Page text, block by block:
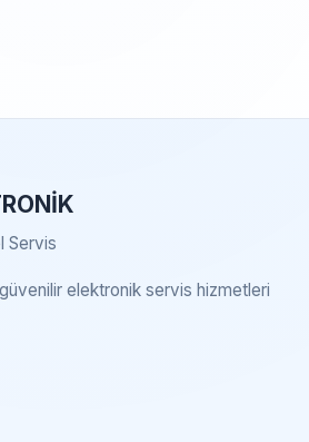
Servis
güvenilir elektronik servis hizmetleri